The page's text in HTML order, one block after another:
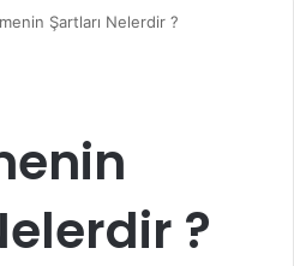
Şartları Nelerdir ?
?